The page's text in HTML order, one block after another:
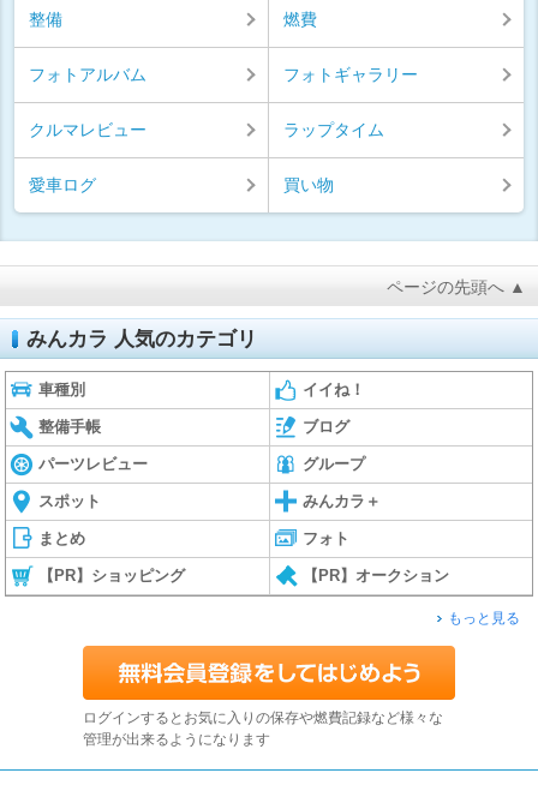
整備 燃費
フォトアルバム フォトギャラリー
クルマレビュー ラップタイム
愛車ログ 買い物
ページの先頭へ ▲
みんカラ 人気のカテゴリ
車種別 イイね！
整備手帳 ブログ
パーツレビュー グループ
スポット みんカラ＋
まとめ フォト
【PR】ショッピング 【PR】オークション
もっと見る
ログインするとお気に入りの保存や燃費記録など様々な
管理が出来るようになります